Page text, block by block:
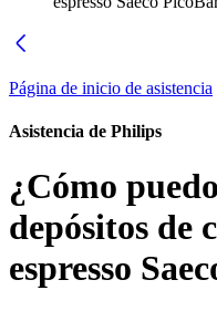
Página de inicio de asistencia
Asistencia de Philips
¿Cómo
depósitos de
espresso